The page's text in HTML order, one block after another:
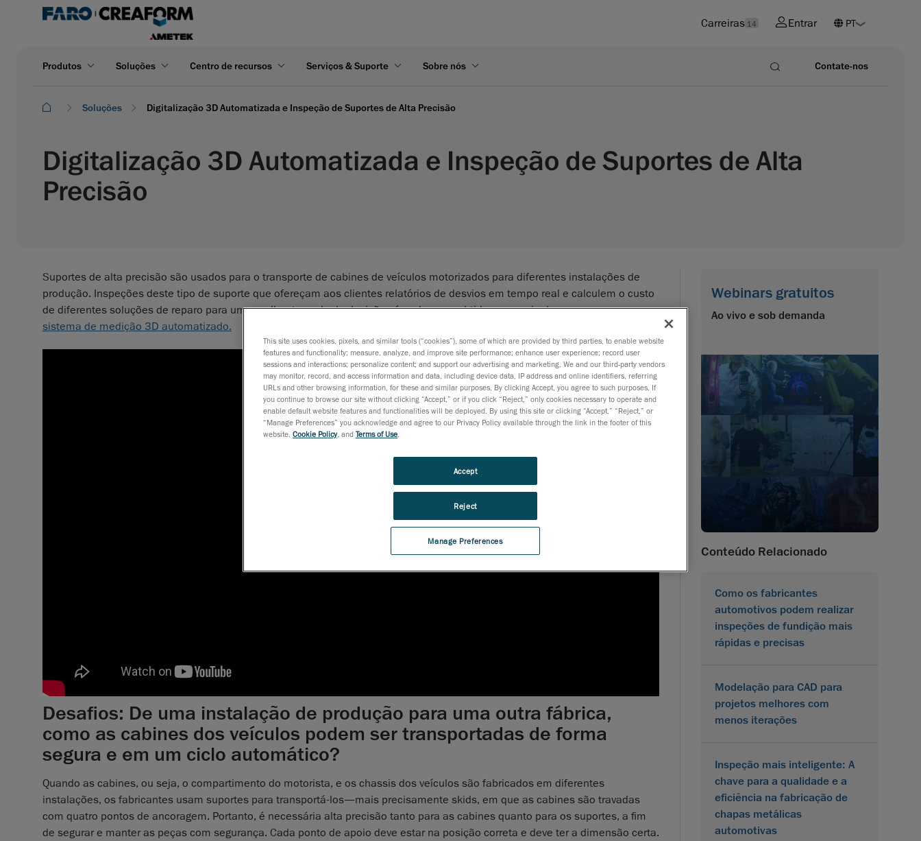
Carreiras 14 Entrar
Produtos Soluções Centro de recursos Serviços & Suporte Sobre nós Contate-nos
Soluções Digitalização 3D Automatizada e Inspeção de Suportes de Alta Precisão
Digitalização 3D Automatizada e Inspeção de Suportes de Alta
Precisão
Suportes de alta precisão são usados para o transporte de cabines de veículos motorizados para diferentes instalações de
produção. Inspeções deste tipo de suporte que ofereçam aos clientes relatórios de desvios em tempo real e calculem o custo
de diferentes soluções de reparo para uma melhor tomada de decisão só podem ser obtidas por meio de um
sistema de medição 3D automatizado.
Desafios: De uma instalação de produção para uma outra fábrica,
como as cabines dos veículos podem ser transportadas de forma
segura e em um ciclo automático?
Quando as cabines, ou seja, o compartimento do motorista, e os chassis dos veículos são fabricados em diferentes
instalações, os fabricantes usam suportes para transportá-los—mais precisamente skids, em que as cabines são travadas
com quatro pontos de ancoragem. Portanto, é necessária alta precisão tanto para as cabines quanto para os suportes, a fim
de segurar e manter as peças com segurança. Cada ponto de apoio deve estar na posição correta e deve ter a dimensão certa.
Webinars gratuitos
Ao vivo e sob demanda
Conteúdo Relacionado
Como os fabricantes
automotivos podem realizar
inspeções de fundição mais
rápidas e precisas
Modelação para CAD para
projetos melhores com
menos iterações
Inspeção mais inteligente: A
chave para a qualidade e a
eficiência na fabricação de
chapas metálicas
automotivas
This site uses cookies, pixels, and similar tools (“cookies”), some of which are provided by third parties, to enable website
features and functionality; measure, analyze, and improve site performance; enhance user experience; record user
sessions and interactions; personalize content; and support our advertising and marketing. We and our third-party vendors
may monitor, record, and access information and data, including device data, IP address and online identifiers, referring
URLs and other browsing information, for these and similar purposes. By clicking Accept, you agree to such purposes. If
you continue to browse our site without clicking “Accept,” or if you click “Reject,” only cookies necessary to operate and
enable default website features and functionalities will be deployed. By using this site or clicking “Accept,” “Reject,” or
“Manage Preferences” you acknowledge and agree to our Privacy Policy available through the link in the footer of this
website, Cookie Policy, and Terms of Use
Manage Preferences
Reject
Accept